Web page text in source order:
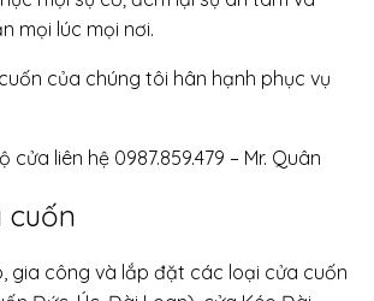
mọi lúc mọi nơi.
của chúng tôi hân hạnh phục vụ
cửa liên hệ 0987.859.479 – Mr. Quân
cuốn
gia công và lắp đặt các loại cửa cuốn